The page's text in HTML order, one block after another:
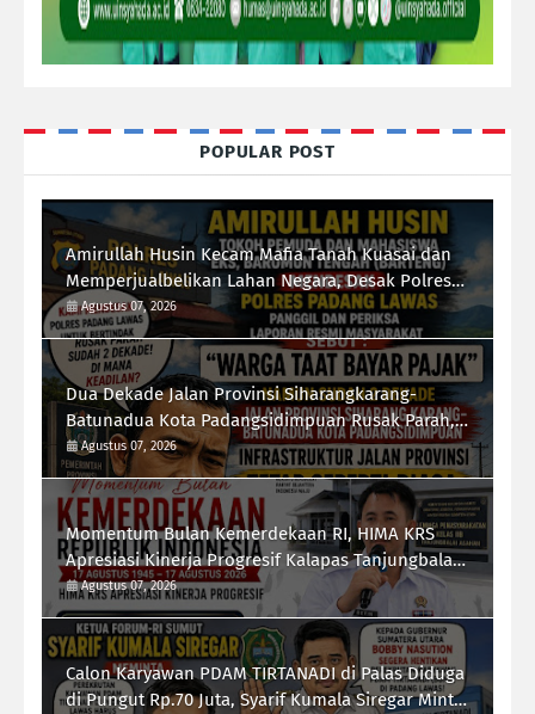
POPULAR POST
Amirullah Husin Kecam Mafia Tanah Kuasai dan
Memperjualbelikan Lahan Negara, Desak Polres
Padang Lawas Tindak Tegas Mafia Tanah
Agustus 07, 2026
Dua Dekade Jalan Provinsi Siharangkarang-
Batunadua Kota Padangsidimpuan Rusak Parah,
Rahmad Taufik Dalimunthe Desak Gubernur
Sumut "Turun Tangan"
Agustus 07, 2026
Momentum Bulan Kemerdekaan RI, HIMA KRS
Apresiasi Kinerja Progresif Kalapas Tanjungbalai,
Refin Tua Simanullang
Agustus 07, 2026
Calon Karyawan PDAM TIRTANADI di Palas Diduga
di Pungut Rp.70 Juta, Syarif Kumala Siregar Minta